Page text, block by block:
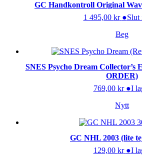
GC Handkontroll Original
1 495,00 kr ●Slut
Beg
SNES Psycho Dream
ORDER)
769,00 kr ●I
Nytt
GC NHL 2003 (lite
129,00 kr ●I